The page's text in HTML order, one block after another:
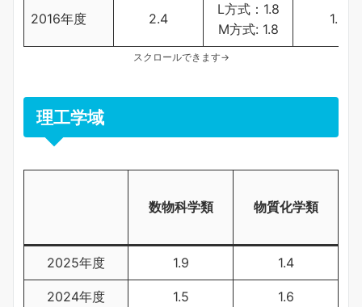
2016年度 2.4
L方式：1.8
M方式: 1.8
1.6
スクロールできます→
理工学域
数物科学類 物質化学類
2025年度 1.9 1.4
2024年度 1.5 1.6